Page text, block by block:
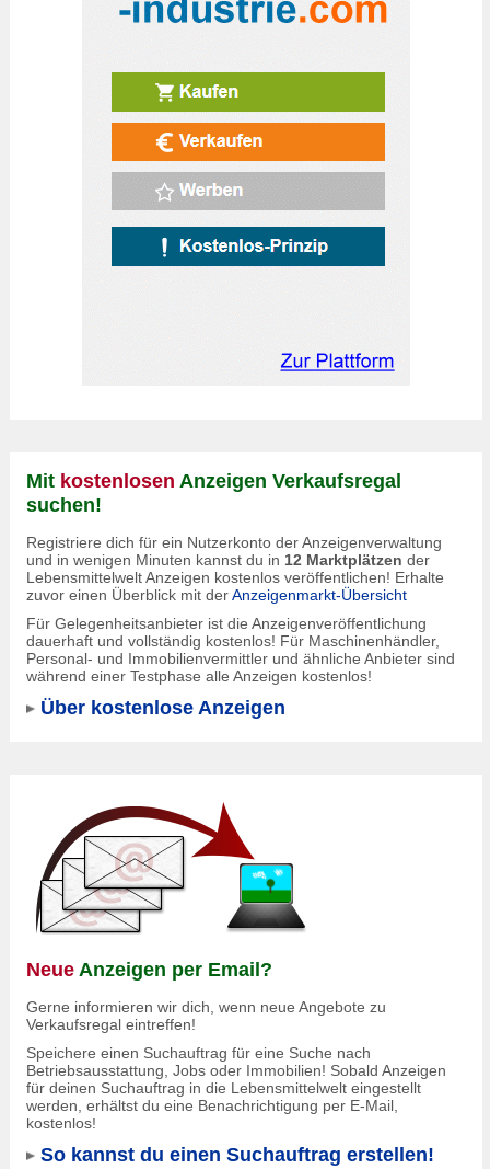
Mit kostenlosen Anzeigen Verkaufsregal
suchen!
Registriere dich für ein Nutzerkonto der Anzeigenverwaltung
und in wenigen Minuten kannst du in 12 Marktplätzen der
Lebensmittelwelt Anzeigen kostenlos veröffentlichen! Erhalte
zuvor einen Überblick mit derAnzeigenmarkt-Übersicht
Für Gelegenheitsanbieter ist die Anzeigenveröffentlichung
dauerhaft und vollständig kostenlos! Für Maschinenhändler,
Personal- und Immobilienvermittler und ähnliche Anbieter sind
während einer Testphase alle Anzeigen kostenlos!
Über kostenlose Anzeigen
Neue Anzeigen per Email?
Gerne informieren wir dich, wenn neue Angebote zu
Verkaufsregal eintreffen!
Speichere einen Suchauftrag für eine Suche nach
Betriebsausstattung, Jobs oder Immobilien! Sobald Anzeigen
für deinen Suchauftrag in die Lebensmittelwelt eingestellt
werden, erhältst du eine Benachrichtigung per E-Mail,
kostenlos!
So kannst du einen Suchauftrag erstellen!